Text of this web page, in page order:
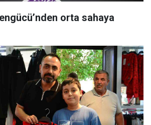
orta sahaya